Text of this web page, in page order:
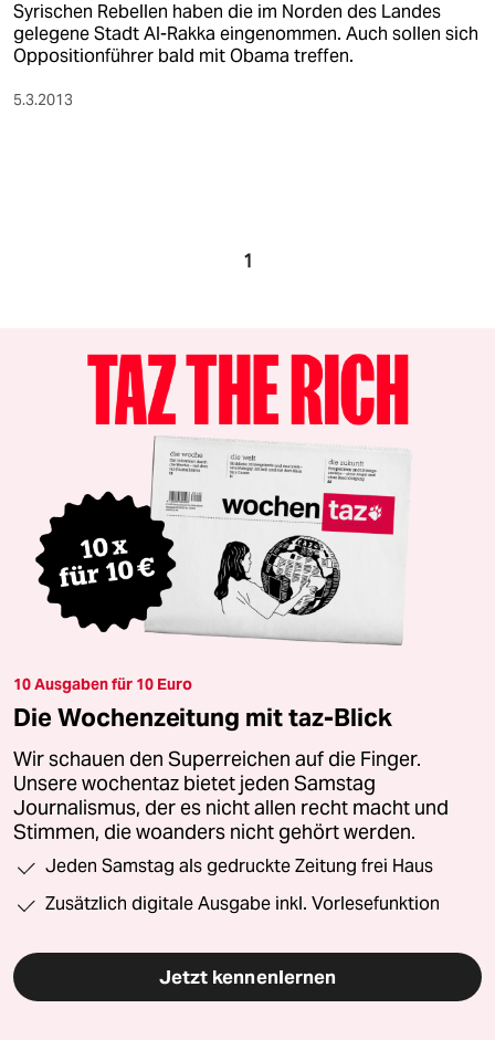
Syrischen Rebellen haben die im Norden des Landes
gelegene Stadt Al-Rakka eingenommen. Auch sollen sich
Oppositionführer bald mit Obama treffen.
5.3.2013
1
10 Ausgaben für 10 Euro
Die Wochenzeitung mit taz-Blick
Wir schauen den Superreichen auf die Finger.
Unsere wochentaz bietet jeden Samstag
Journalismus, der es nicht allen recht macht und
Stimmen, die woanders nicht gehört werden.
Jeden Samstag als gedruckte Zeitung frei Haus
Zusätzlich digitale Ausgabe inkl. Vorlesefunktion
Jetzt kennenlernen